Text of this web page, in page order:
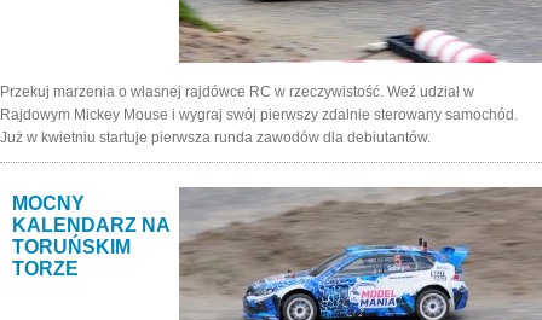
Przekuj marzenia o własnej rajdówce RC w rzeczywistość. Weź udział w
Rajdowym Mickey Mouse i wygraj swój pierwszy zdalnie sterowany samochód.
Już w kwietniu startuje pierwsza runda zawodów dla debiutantów.
MOCNY
KALENDARZ NA
TORUŃSKIM
TORZE